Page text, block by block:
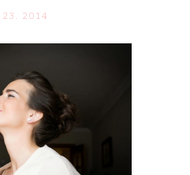
23. 2014